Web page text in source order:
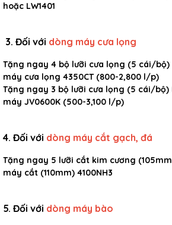
hoặc LW1401
3. Đối với dòng máy cưa lọng
Tặng ngay 4 bộ lưỡi cưa lọng (5 cái/bộ)
máy cưa lọng 4350CT (800-2,800 l/p)
Tặng ngay 3 bộ lưỡi cưa lọng (5 cái/bộ)
máy JV0600K (500-3,100 l/p)
4. Đối với dòng máy cắt gạch, đá
Tặng ngay 5 lưỡi cắt kim cương
máy cắt (110mm) 4100NH3
5. Đối với dòng máy bào